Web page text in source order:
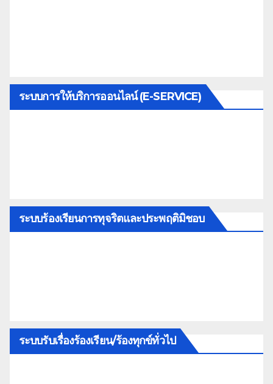
ระบบการให้บริการออนไลน์ (E-SERVICE)
ระบบร้องเรียนการทุจริตและประพฤติมิชอบ
ระบบรับเรื่องร้องเรียน/ร้องทุกข์ทั่วไป